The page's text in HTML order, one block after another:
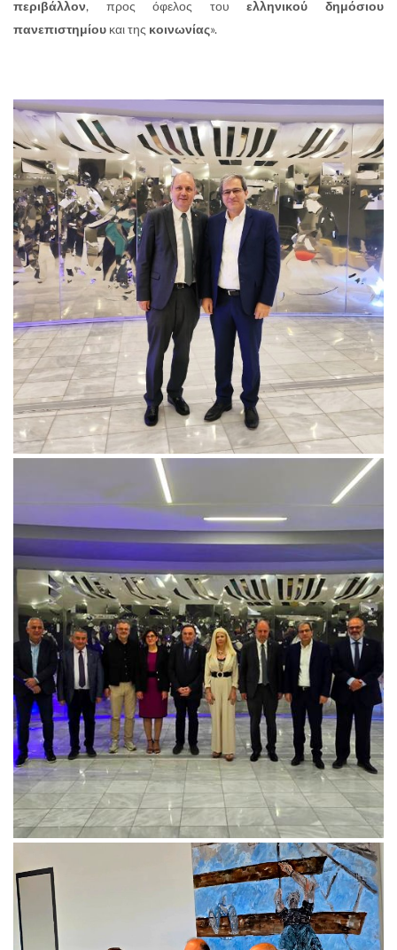
περιβάλλον, προς όφελος τουελληνικού δημόσιου
πανεπιστημίου και της κοινωνίας».